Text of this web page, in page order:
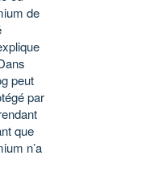
de
peut
par
que
n’a